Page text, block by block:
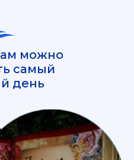
можно
самый
день